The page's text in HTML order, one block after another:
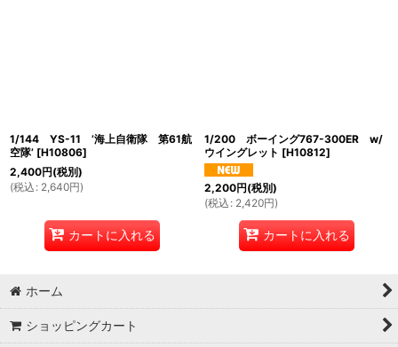
1/144 YS-11 ’海上自衛隊 第61航
空隊’ [H10806]
2,400円(税別)
(税込 : 2,640円)
カートに入れる
1/200 ボーイング767-300ER w/
ウイングレット [H10812]
2,200円(税別)
(税込 : 2,420円)
カートに入れる
ホーム
ショッピングカート